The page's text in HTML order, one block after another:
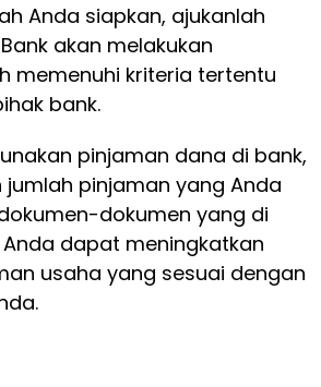
Anda siapkan, ajukanlah
akan melakukan
memenuhi kriteria tertentu
bank.
pinjaman dana di bank,
pinjaman yang Anda
dokumen yang di
dapat meningkatkan
usaha yang sesuai dengan